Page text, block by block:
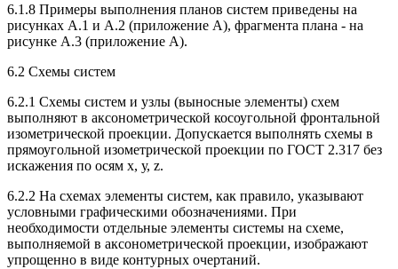
6.1.8 Примеры выполнения планов систем приведены на
рисунках А.1 и А.2 (приложение А), фрагмента плана - на
рисунке А.3 (приложение А).
6.2 Схемы систем
6.2.1 Схемы систем и узлы (выносные элементы) схем
выполняют в аксонометрической косоугольной фронтальной
изометрической проекции. Допускается выполнять схемы в
прямоугольной изометрической проекции по ГОСТ 2.317 без
искажения по осям х, у, z.
6.2.2 На схемах элементы систем, как правило, указывают
условными графическими обозначениями. При
необходимости отдельные элементы системы на схеме,
выполняемой в аксонометрической проекции, изображают
упрощенно в виде контурных очертаний.